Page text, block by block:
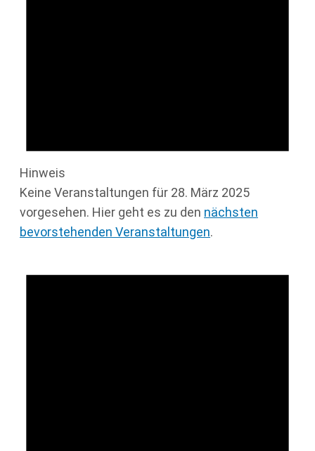
Hinweis
Keine Veranstaltungen für 28. März 2025
vorgesehen. Hier geht es zu den nächsten
bevorstehenden Veranstaltungen.